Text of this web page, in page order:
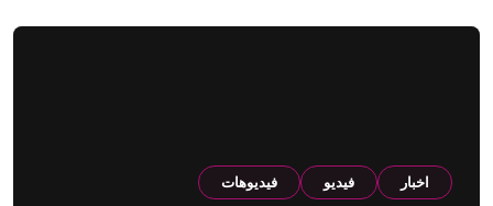
اخبار فيديو فيديوهات